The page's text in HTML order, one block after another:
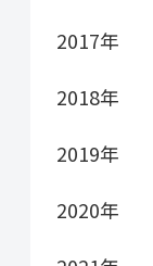
2017年
2018年
2019年
2020年